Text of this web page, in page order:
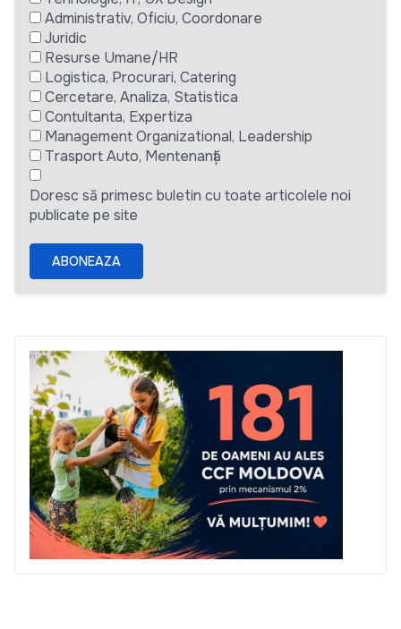
Administrativ, Oficiu, Coordonare
Juridic
Resurse Umane/HR
Logistica, Procurari, Catering
Cercetare, Analiza, Statistica
Contultanta, Expertiza
Management Organizational, Leadership
Trasport Auto, Mentenanță
Doresc să primesc buletin cu toate articolele noi
publicate pe site
ABONEAZA